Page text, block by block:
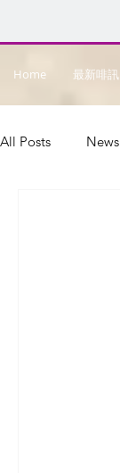
Home 最新啡訊
All Posts News